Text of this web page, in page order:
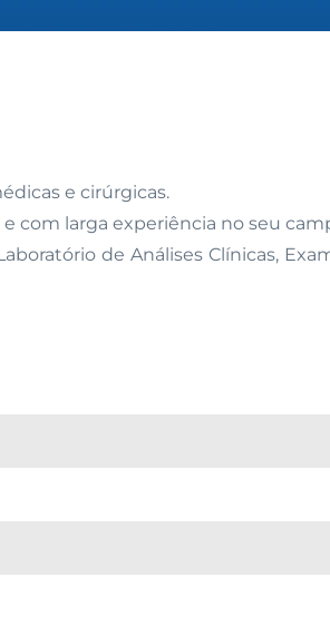
e cirúrgicas.
com larga experiência no seu
de Análises Clínicas,